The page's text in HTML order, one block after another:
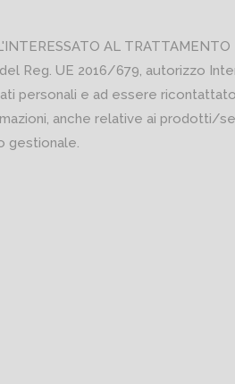
AL TRATTAMENTO
del Reg. UE 2016/679, autorizzo
personali e ad essere
anche relative ai prodotti/
gestionale.